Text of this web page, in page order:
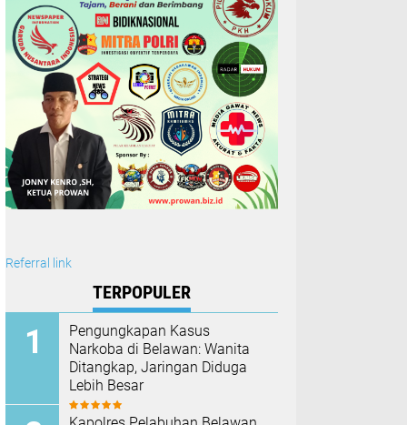
Referral link
TERPOPULER
Pengungkapan Kasus
Narkoba di Belawan: Wanita
Ditangkap, Jaringan Diduga
Lebih Besar